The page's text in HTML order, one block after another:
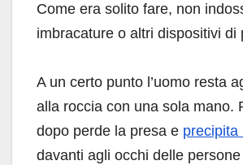
Come era solito fare, non
imbracature o altri dispositivi di
A un certo punto l’uomo resta
alla roccia con una sola mano.
dopo perde la presa e precipita
davanti agli occhi delle